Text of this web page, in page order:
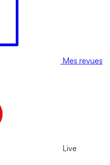
Mes revues
Live